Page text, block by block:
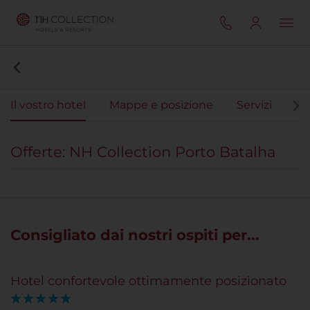
Il vostro hotel Mappe e posizione Servizi
Offerte: NH Collection Porto Batalha
Consigliato dai nostri ospiti per...
Hotel confortevole ottimamente posizionato